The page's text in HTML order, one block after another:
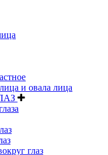
и овала лица
глаз